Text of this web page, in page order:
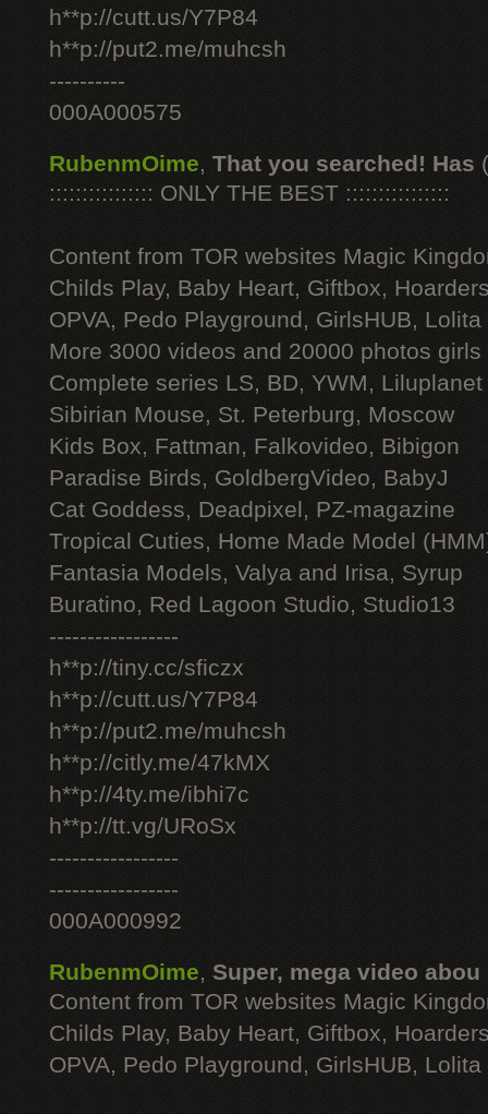
h**p://cutt.us/Y7P84
h**p://put2.me/muhcsh
----------
000A000575
RubenmOime, That you searched! Has
:::::::::::::::: ONLY THE BEST ::::::::::::::::
Content from TOR websites Magic
Childs Play, Baby Heart, Giftbox,
OPVA, Pedo Playground, GirlsHUB, Lolita
More 3000 videos and 20000 photos
Complete series LS, BD, YWM, Liluplanet
Sibirian Mouse, St. Peterburg, Moscow
Kids Box, Fattman, Falkovideo, Bibigon
Paradise Birds, GoldbergVideo, BabyJ
Cat Goddess, Deadpixel, PZ-magazine
Tropical Cuties, Home Made Model
Fantasia Models, Valya and Irisa, Syrup
Buratino, Red Lagoon Studio, Studio13
-----------------
h**p://tiny.cc/sficzx
h**p://cutt.us/Y7P84
h**p://put2.me/muhcsh
h**p://citly.me/47kMX
h**p://4ty.me/ibhi7c
h**p://tt.vg/URoSx
-----------------
-----------------
000A000992
RubenmOime, Super, mega video abou
Content from TOR websites Magic
Childs Play, Baby Heart, Giftbox,
OPVA, Pedo Playground, GirlsHUB, Lolita